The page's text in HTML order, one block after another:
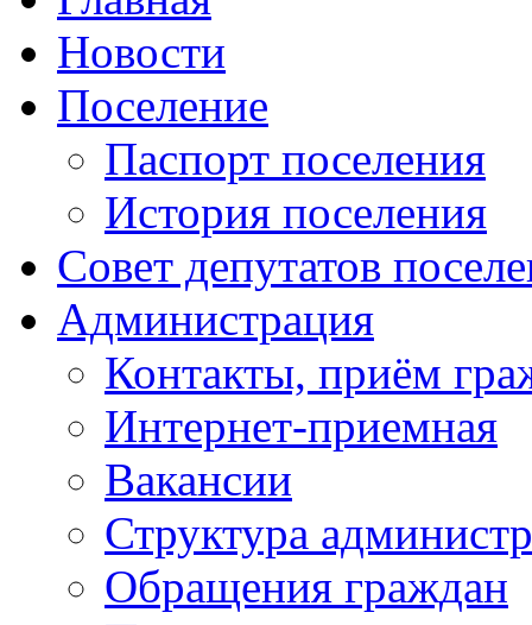
Новости
Поселение
Паспорт поселения
История поселения
Совет депутатов
Администрация
Контакты, приём
Интернет-приемная
Вакансии
Структура
Обращения граждан